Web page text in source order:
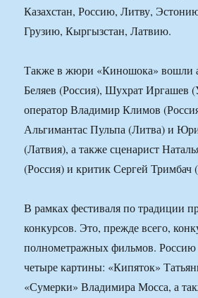
Казахстан, Россию, Литву,
Грузию, Кыргызстан, Латвию.
Также в жюри «Киношока» вошли
Беляев (Россия), Шухрат Иргашев
оператор Владимир Климов
Альгимантас Пульпа (Литва) и
(Латвия), а также сценарист
(Россия) и критик Сергей Тримбач
В рамках фестиваля по традиции
конкурсов. Это, прежде всего,
полнометражных фильмов. Россию
четыре картины: «Кипяток»
«Сумерки» Владимира Мосса, а